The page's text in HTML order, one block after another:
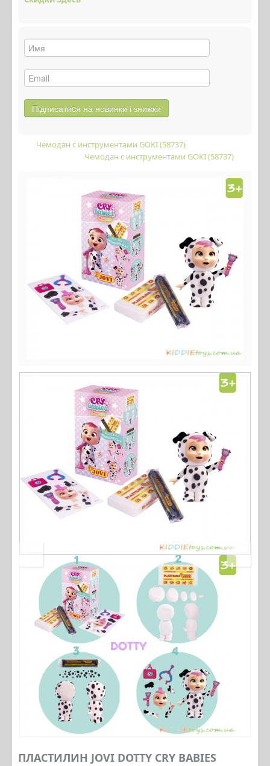
Чемодан с инструментами GOKI (58737)
Чемодан с инструментами GOKI (58737)
ПЛАСТИЛИН JOVI DOTTY CRY BABIES